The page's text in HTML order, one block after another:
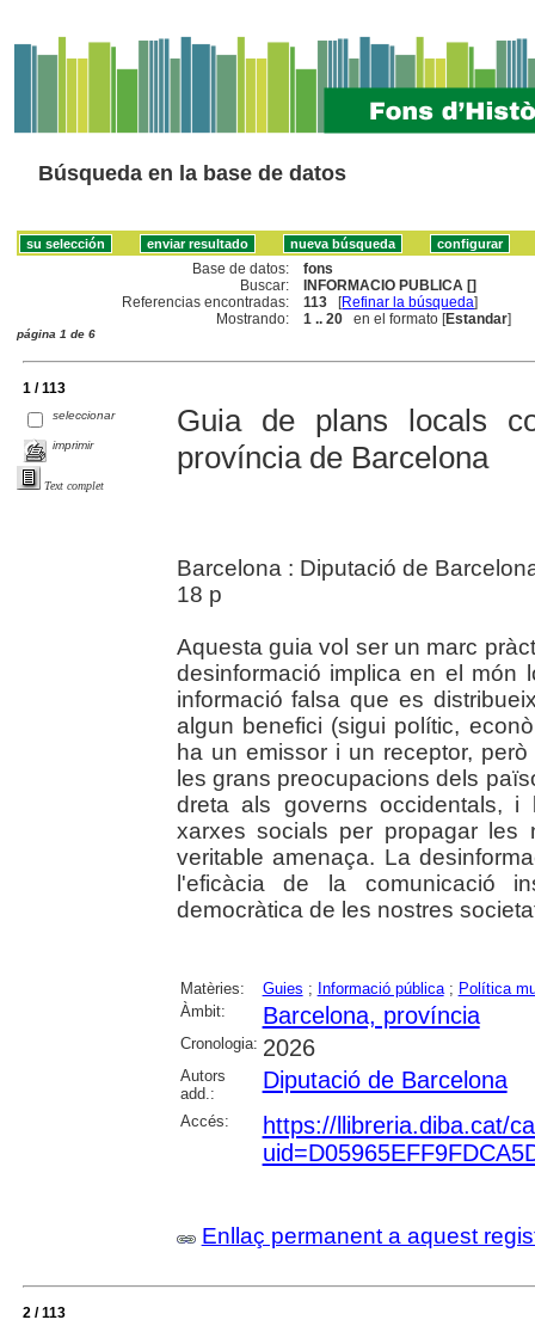
Búsqueda en la base de datos
Base de datos:
fons
Buscar:
INFORMACIO PUBLICA []
Referencias encontradas:
113 [Refinar la búsqueda]
Mostrando:
1 .. 20 en el formato [Estandar]
página 1 de 6
1 / 113
seleccionar
imprimir
Text complet
Guia de plans locals
província de Barcelona
Barcelona : Diputació de
18 p
Aquesta guia vol ser un marc
desinformació implica en el món
informació falsa que es
algun benefici (sigui polític,
ha un emissor i un receptor,
les grans preocupacions dels
dreta als governs occidentals,
xarxes socials per propagar les
veritable amenaça. La
l'eficàcia de la comunicació
democràtica de les nostres
Matèries: Guies ; Informació pública; Política
Àmbit:
Barcelona, província
Cronologia: 2026
Autors
add.:
Diputació de Barcelona
Accés:
https://llibreria.diba.cat/
Enllaç permanent a aquest
2 / 113